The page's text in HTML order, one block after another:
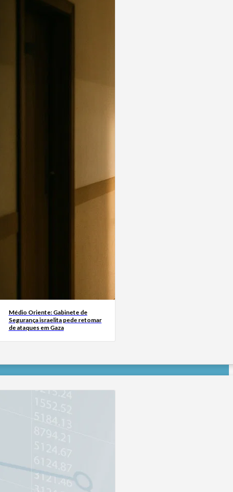
Médio Oriente: Gabinete de
Segurança israelita pede retomar
de ataques em Gaza